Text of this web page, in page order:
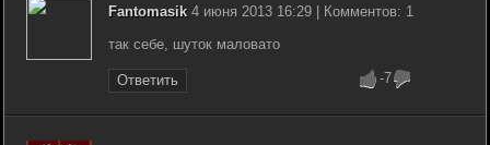
Fantomasik4 июня 2013 16:29 | Комментов: 1
так себе, шуток маловато
Ответить -7